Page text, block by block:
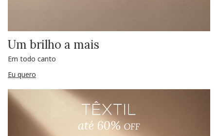
Um brilho a mais
Em todo canto
Eu quero